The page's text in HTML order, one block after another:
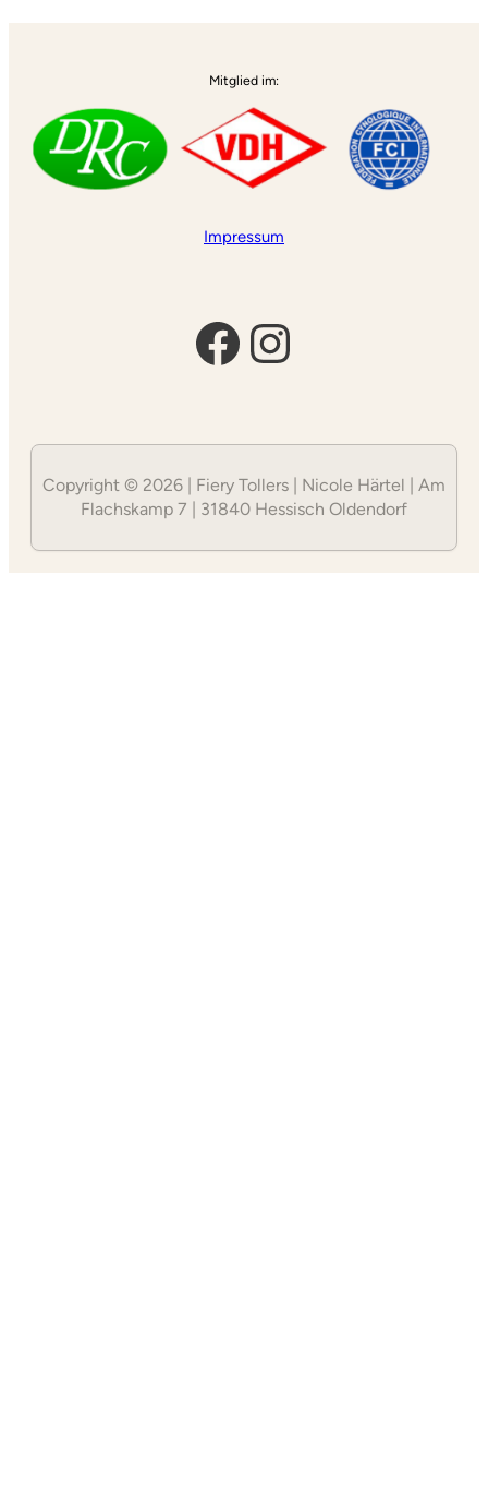
Mitglied im:
Impressum
Facebook Instagram
Copyright © 2026 | Fiery Tollers | Nicole Härtel | Am
Flachskamp 7 | 31840 Hessisch Oldendorf